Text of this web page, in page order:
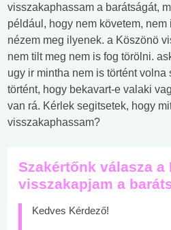
visszakaphassam a barátságát,
például, hogy nem követem,
nézem meg ilyenek. a Köszönö
nem tilt meg nem is fog törölni.
ugy ir mintha nem is történt volna
történt, hogy bekavart-e valaki
van rá. Kérlek segitsetek, hogy
visszakaphassam?
Szakértőnk válasza
visszakapjam a
Kedves Kérdező!